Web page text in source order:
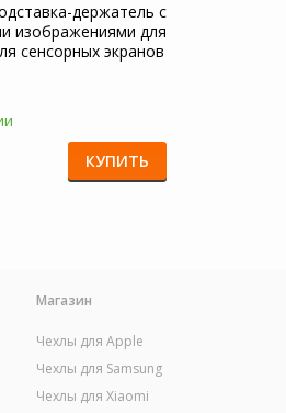
держатель с
изображениями для
сенсорных экранов
КУПИТЬ
Магазин
Чехлы для Apple
Чехлы для Samsung
Чехлы для Xiaomi